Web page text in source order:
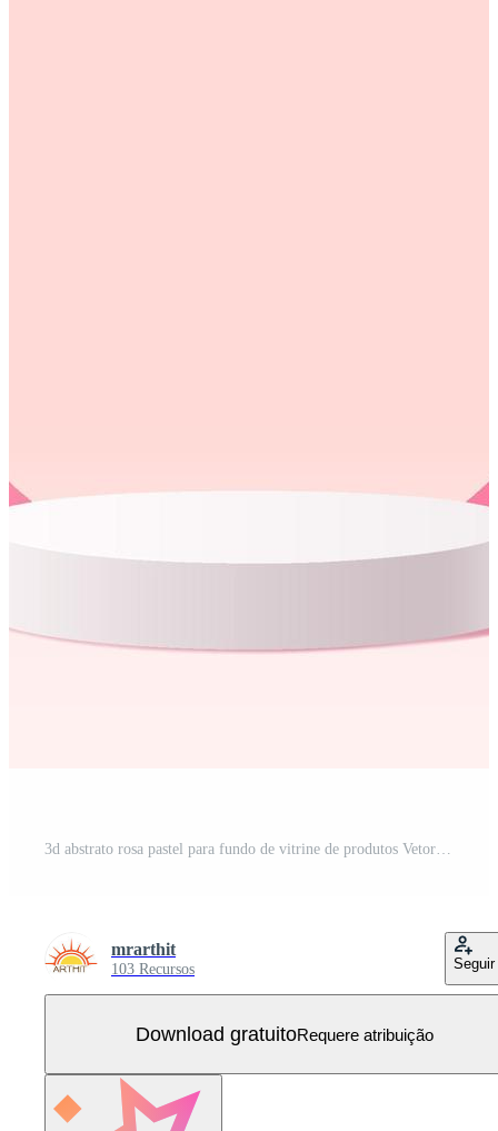
3d abstrato rosa pastel para fundo de vitrine de produtos Vetor Grátis
mrarthit
103 Recursos Seguir
Download gratuitoRequere atribuição